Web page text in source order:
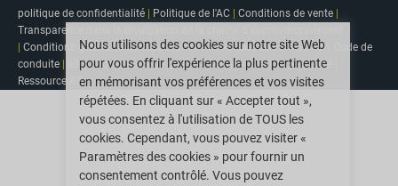
politique de confidentialité | Politique de l'AC | Conditions de vente |
Transparence dans la divulgation de la chaîne d'approvisionnement
| Conditions générales de l'application|Politiques de conformité
Code de
conduite | eBiz|Documents de qualité|Déclaration d'accessibilité
Ressource AR
Nous utilisons des cookies sur notre site Web
pour vous offrir l'expérience la plus pertinente
en mémorisant vos préférences et vos visites
répétées. En cliquant sur « Accepter tout »,
vous consentez à l'utilisation de TOUS les
cookies. Cependant, vous pouvez visiter «
Paramètres des cookies » pour fournir un
consentement contrôlé. Vous pouvez